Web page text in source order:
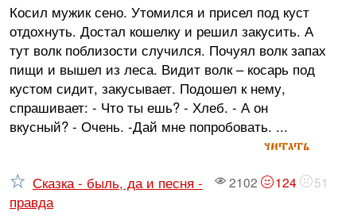
Косил мужик сено. Утомился и присел под куст
отдохнуть. Достал кошелку и решил закусить. А
тут волк поблизости случился. Почуял волк запах
пищи и вышел из леса. Видит волк – косарь под
кустом сидит, закусывает. Подошел к нему,
спрашивает: - Что ты ешь? - Хлеб. - А он
вкусный? - Очень. -Дай мне попробовать. ...
читать
2102 124 51
Сказка - быль, да и песня -
правда